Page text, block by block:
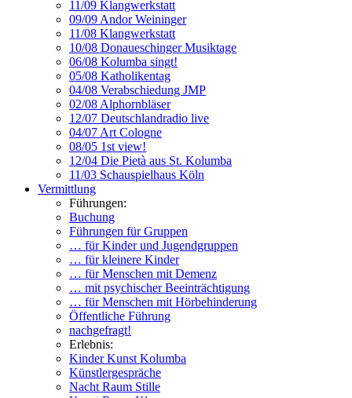
11/09 Klangwerkstatt
09/09 Andor Weininger
11/08 Klangwerkstatt
10/08 Donaueschinger Musiktage
06/08 Kolumba singt!
05/08 Katholikentag
04/08 Verabschiedung JMP
02/08 Alphornbläser
12/07 Deutschlandradio live
04/07 Art Cologne
08/05 1st view!
12/04 Die Pietà aus St. Kolumba
11/03 Schauspielhaus Köln
Vermittlung
Führungen:
Buchung
Führungen für Gruppen
… für Kinder und Jugendgruppen
… für kleinere Kinder
… für Menschen mit Demenz
… mit psychischer Beeinträchtigung
… für Menschen mit Hörbehinderung
Öffentliche Führung
nachgefragt!
Erlebnis:
Kinder Kunst Kolumba
Künstlergespräche
Nacht Raum Stille